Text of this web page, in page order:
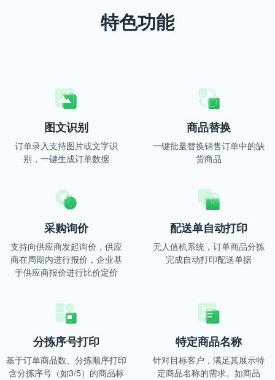
特色功能
图文识别
订单录入支持图片或文字识
别，一键生成订单数据
商品替换
一键批量替换销售订单中的缺
货商品
采购询价
支持向供应商发起询价，供应
商在周期内进行报价，企业基
于供应商报价进行比价定价
配送单自动打印
无人值机系统，订单商品分拣
完成自动打印配送单据
分拣序号打印
基于订单商品数、分拣顺序打印
含分拣序号（如3/5）的商品标
特定商品名称
针对目标客户，满足其展示特
定商品名称的需求。如商品